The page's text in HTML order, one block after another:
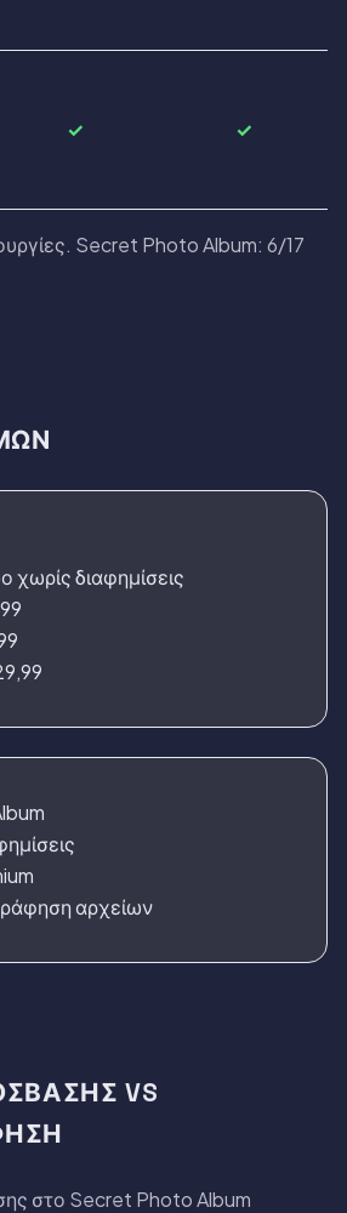
✓ ✓
Secret Photo Album: 6/17
χωρίς διαφημίσεις
αρχείων
VS
στο Secret Photo Album